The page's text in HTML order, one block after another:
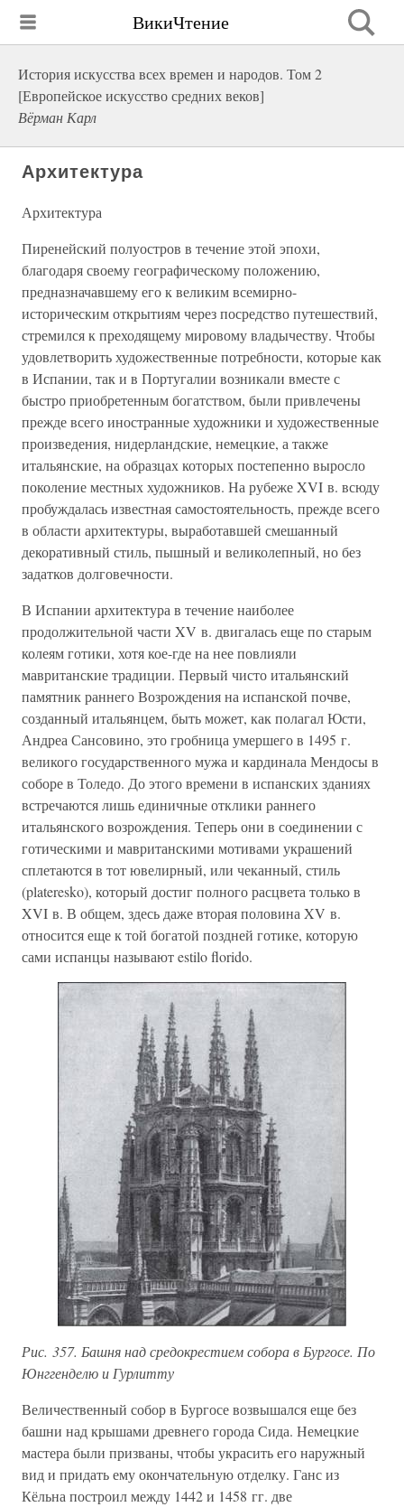
ВикиЧтение
История искусства всех времен и народов. Том 2
[Европейское искусство средних веков]
Вёрман Карл
Архитектура
Архитектура
Пиренейский полуостров в течение этой эпохи,
благодаря своему географическому положению,
предназначавшему его к великим всемирно-
историческим открытиям через посредство путешествий,
стремился к преходящему мировому владычеству. Чтобы
удовлетворить художественные потребности, которые как
в Испании, так и в Португалии возникали вместе с
быстро приобретенным богатством, были привлечены
прежде всего иностранные художники и художественные
произведения, нидерландские, немецкие, а также
итальянские, на образцах которых постепенно выросло
поколение местных художников. На рубеже XVI в. всюду
пробуждалась известная самостоятельность, прежде всего
в области архитектуры, выработавшей смешанный
декоративный стиль, пышный и великолепный, но без
задатков долговечности.
В Испании архитектура в течение наиболее
продолжительной части XV в. двигалась еще по старым
колеям готики, хотя кое-где на нее повлияли
мавританские традиции. Первый чисто итальянский
памятник раннего Возрождения на испанской почве,
созданный итальянцем, быть может, как полагал Юсти,
Андреа Сансовино, это гробница умершего в 1495 г.
великого государственного мужа и кардинала Мендосы в
соборе в Толедо. До этого времени в испанских зданиях
встречаются лишь единичные отклики раннего
итальянского возрождения. Теперь они в соединении с
готическими и мавританскими мотивами украшений
сплетаются в тот ювелирный, или чеканный, стиль
(plateresko), который достиг полного расцвета только в
XVI в. В общем, здесь даже вторая половина XV в.
относится еще к той богатой поздней готике, которую
сами испанцы называют estilo florido.
Рис. 357. Башня над средокрестием собора в Бургосе. По
Юнггенделю и Гурлитту
Величественный собор в Бургосе возвышался еще без
башни над крышами древнего города Сида. Немецкие
мастера были призваны, чтобы украсить его наружный
вид и придать ему окончательную отделку. Ганс из
Кёльна построил между 1442 и 1458 гг. две